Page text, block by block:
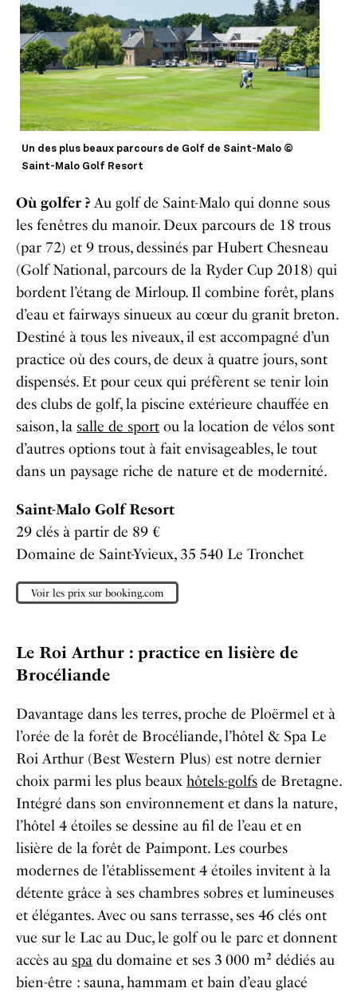
Un des plus beaux parcours de Golf de Saint-Malo ©
Saint-Malo Golf Resort
Où golfer ? Au golf de Saint-Malo qui donne sous
les fenêtres du manoir. Deux parcours de 18 trous
(par 72) et 9 trous, dessinés par Hubert Chesneau
(Golf National, parcours de la Ryder Cup 2018) qui
bordent l’étang de Mirloup. Il combine forêt, plans
d’eau et fairways sinueux au cœur du granit breton.
Destiné à tous les niveaux, il est accompagné d’un
practice où des cours, de deux à quatre jours, sont
dispensés. Et pour ceux qui préfèrent se tenir loin
des clubs de golf, la piscine extérieure chauffée en
saison, la salle de sport ou la location de vélos sont
d’autres options tout à fait envisageables, le tout
dans un paysage riche de nature et de modernité.
Saint-Malo Golf Resort
29 clés à partir de 89 €
Domaine de Saint-Yvieux, 35 540 Le Tronchet
Voir les prix sur booking.com
Le Roi Arthur : practice en lisière de
Brocéliande
Davantage dans les terres, proche de Ploërmel et à
l’orée de la forêt de Brocéliande, l’hôtel & Spa Le
Roi Arthur (Best Western Plus) est notre dernier
choix parmi les plus beaux hôtels-golfs de Bretagne.
Intégré dans son environnement et dans la nature,
l’hôtel 4 étoiles se dessine au fil de l’eau et en
lisière de la forêt de Paimpont. Les courbes
modernes de l’établissement 4 étoiles invitent à la
détente grâce à ses chambres sobres et lumineuses
et élégantes. Avec ou sans terrasse, ses 46 clés ont
vue sur le Lac au Duc, le golf ou le parc et donnent
accès au spa du domaine et ses 3 000 m² dédiés au
bien-être : sauna, hammam et bain d’eau glacé